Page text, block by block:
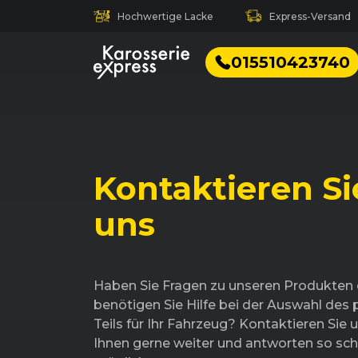
Hochwertige Lacke Express-Versand
015510423740
Kontaktieren
uns
Haben Sie Fragen zu unseren Produkten
benötigen Sie Hilfe bei der Auswahl des
Teils für Ihr Fahrzeug? Kontaktieren Sie
Ihnen gerne weiter und antworten so